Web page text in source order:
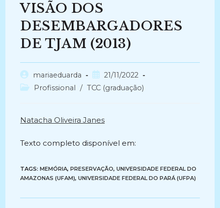
VISÃO DOS
DESEMBARGADORES
DE TJAM (2013)
Autor
do
mariaeduarda
Post
publicado:
21/11/2022
Categoria
Profissional / TCC (graduação)
Natacha Oliveira Janes
Texto completo disponível em:
TAGS:MEMÓRIA, PRESERVAÇÃO, UNIVERSIDADE FEDERAL DO
AMAZONAS (UFAM), UNIVERSIDADE FEDERAL DO PARÁ (UFPA)